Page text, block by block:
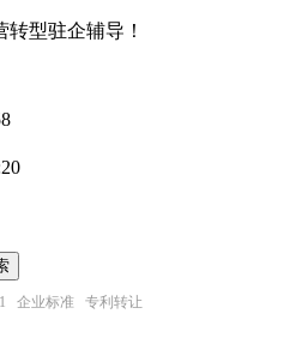
型驻企辅导！
企业标准 专利转让